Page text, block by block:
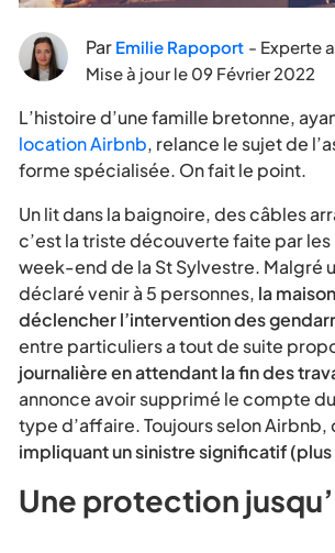
Par Emilie Rapoport - Experte
Mise à jour le 09 Février 2022
L’histoire d’une famille bretonne,
location Airbnb, relance le sujet de
forme spécialisée. On fait le point.
Un lit dans la baignoire, des câbles
c’est la triste découverte faite par
week-end de la St Sylvestre. Malgré
déclaré venir à 5 personnes, la
déclencher l’intervention des
entre particuliers a tout de suite
journalière en attendant la fin des
annonce avoir supprimé le compte
type d’affaire. Toujours selon
impliquant un sinistre significatif
Une protection